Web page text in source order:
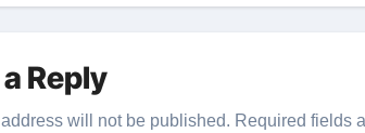
Reply
will not be published. Required fields